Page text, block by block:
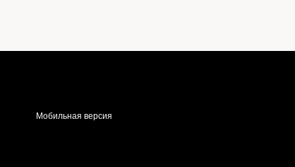
Мобильная версия